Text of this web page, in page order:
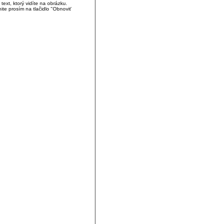
ktorý vidíte na obrázku.
prosím na tlačidlo "Obnoviť